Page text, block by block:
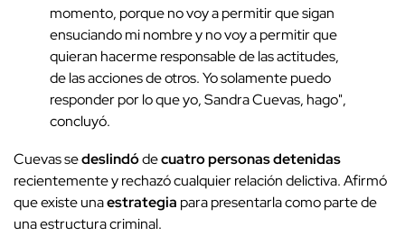
momento, porque no voy a permitir que sigan
ensuciando mi nombre y no voy a permitir que
quieran hacerme responsable de las actitudes,
de las acciones de otros. Yo solamente puedo
responder por lo que yo, Sandra Cuevas, hago",
concluyó.
Cuevas sedeslindódecuatro personas detenidas
recientemente y rechazó cualquier relación delictiva. Afirmó
que existe unaestrategia para presentarla como parte de
una estructura criminal.